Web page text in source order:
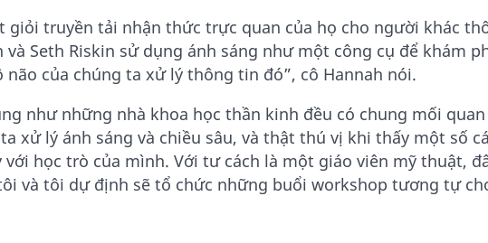
giỏi truyền tải nhận thức trực quan của họ cho người khác
và Seth Riskin sử dụng ánh sáng như một công cụ để khám
não của chúng ta xử lý thông tin đó”, cô Hannah nói.
như những nhà khoa học thần kinh đều có chung mối
xử lý ánh sáng và chiều sâu, và thật thú vị khi thấy một số
học trò của mình. Với tư cách là một giáo viên mỹ thuật,
và tôi dự định sẽ tổ chức những buổi workshop tương tự